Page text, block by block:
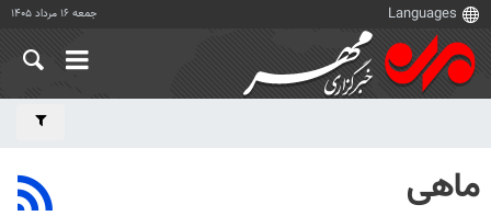
جمعه ۱۶ مرداد ۱۴۰۵
ماهی